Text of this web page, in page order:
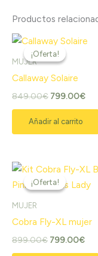
Productos
¡Oferta!
¡Oferta!
MUJER
Callaway Solaire
849.00€
El
precio
original
849.00€.
799.00€
El
Añadir al carrito
¡Oferta!
¡Oferta!
MUJER
Cobra Fly-XL mujer
899.00€
El
precio
original
799.00€
El